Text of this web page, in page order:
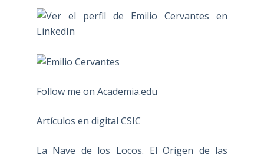
Follow me on Academia.edu
Artículos en digital CSIC
La Nave de los Locos. El Origen de las